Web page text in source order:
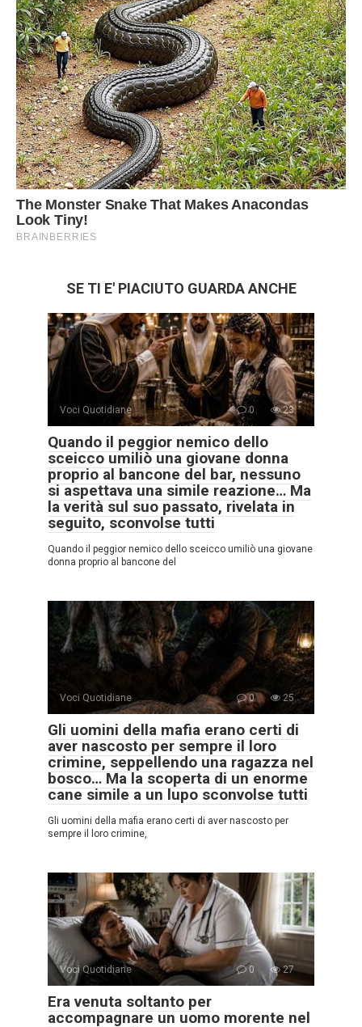
SE TI E' PIACIUTO GUARDA ANCHE
Voci Quotidiane 0 23
Quando il peggior nemico dello
sceicco umiliò una giovane donna
proprio al bancone del bar, nessuno
si aspettava una simile reazione… Ma
la verità sul suo passato, rivelata in
seguito, sconvolse tutti
Quando il peggior nemico dello sceicco umiliò una giovane
donna proprio al bancone del
Voci Quotidiane 0 25
Gli uomini della mafia erano certi di
aver nascosto per sempre il loro
crimine, seppellendo una ragazza nel
bosco… Ma la scoperta di un enorme
cane simile a un lupo sconvolse tutti
Gli uomini della mafia erano certi di aver nascosto per
sempre il loro crimine,
Voci Quotidiane 0 27
Era venuta soltanto per
accompagnare un uomo morente nel